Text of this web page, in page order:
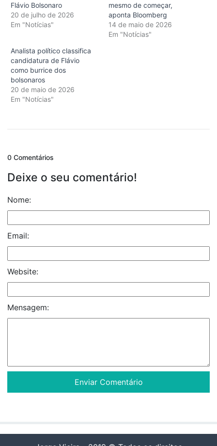
Flávio Bolsonaro
20 de julho de 2026
Em "Notícias"
mesmo de começar,
aponta Bloomberg
14 de maio de 2026
Em "Notícias"
Analista político classifica
candidatura de Flávio
como burrice dos
bolsonaros
20 de maio de 2026
Em "Notícias"
0 Comentários
Deixe o seu comentário!
Nome:
Email:
Website:
Mensagem: